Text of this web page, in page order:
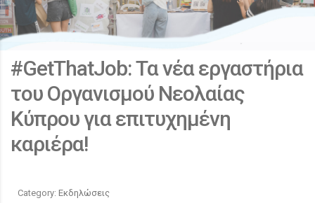
#GetThatJob: Τα νέα εργαστήρια
του Οργανισμού Νεολαίας
Κύπρου για επιτυχημένη
καριέρα!
Category: Εκδηλώσεις